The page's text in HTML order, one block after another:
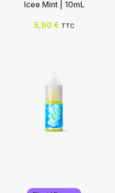
Icee Mint | 10mL
5,90 € TTC